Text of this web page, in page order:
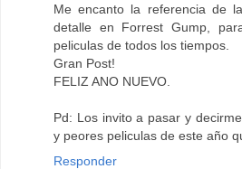
Me encanto la referencia de
detalle en Forrest Gump,
peliculas de todos los tiempos.
Gran Post!
FELIZ ANO NUEVO.
Pd: Los invito a pasar y
y peores peliculas de este año
Responder